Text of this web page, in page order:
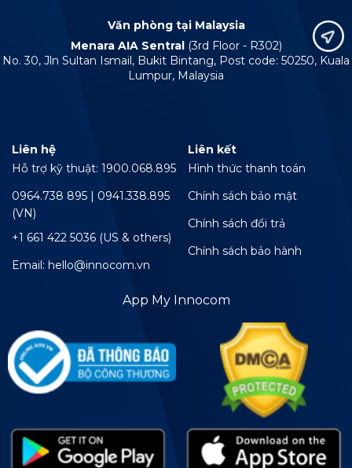
Văn phòng tại Malaysia
Menara AIA Sentral (3rd Floor - R302)
No. 30, Jln Sultan Ismail, Bukit Bintang, Post code: 50250, Kuala
Lumpur, Malaysia
Liên hệ
Hỗ trợ kỹ thuật: 1900.068.895
0964.738 895 | 0941.338.895
(VN)
+1 661 422 5036 (US & others)
Email: hello@innocom.vn
Liên kết
Hình thức thanh toán
Chính sách bảo mật
Chính sách đổi trả
Chính sách bảo hành
App My Innocom